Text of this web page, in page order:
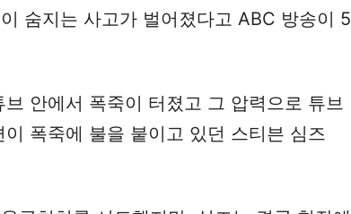
숨지는 사고가 벌어졌다고 ABC 방송이 5
안에서 폭죽이 터졌고 그 압력으로 튜브
폭죽에 불을 붙이고 있던 스티븐 심즈